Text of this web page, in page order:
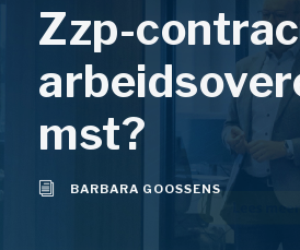
Zzp-
mst?
BARBARA GOOSSENS